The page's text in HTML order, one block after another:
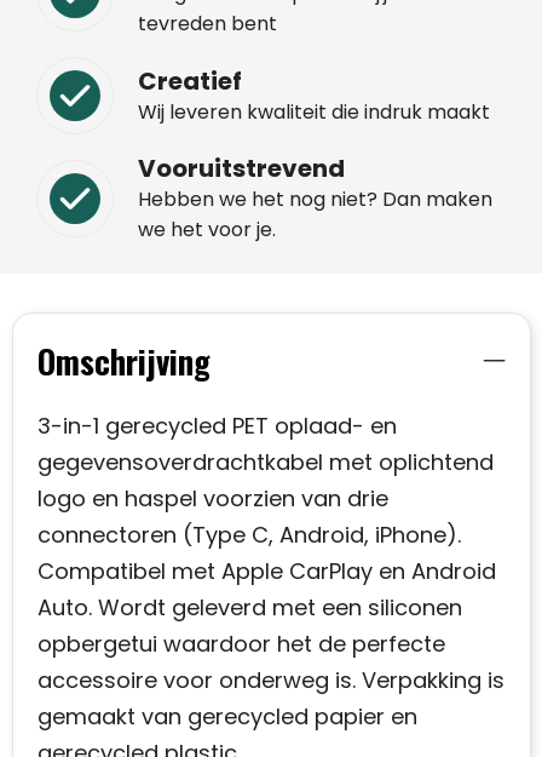
tevreden bent
Creatief
Wij leveren kwaliteit die indruk maakt
Vooruitstrevend
Hebben we het nog niet? Dan maken
we het voor je.
Omschrijving
3-in-1 gerecycled PET oplaad- en
gegevensoverdrachtkabel met oplichtend
logo en haspel voorzien van drie
connectoren (Type C, Android, iPhone).
Compatibel met Apple CarPlay en Android
Auto. Wordt geleverd met een siliconen
opbergetui waardoor het de perfecte
accessoire voor onderweg is. Verpakking is
gemaakt van gerecycled papier en